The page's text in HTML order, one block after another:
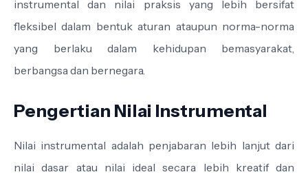
instrumental dan nilai praksis yang lebih bersifat
fleksibel dalam bentuk aturan ataupun norma-norma
yang berlaku dalam kehidupan bemasyarakat,
berbangsa dan bernegara.
Pengertian Nilai Instrumental
Nilai instrumental adalah penjabaran lebih lanjut dari
nilai dasar atau nilai ideal secara lebih kreatif dan